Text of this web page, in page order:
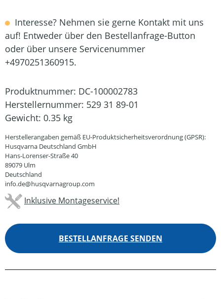
Interesse? Nehmen sie gerne Kontakt mit uns
auf! Entweder über den Bestellanfrage-Button
oder über unsere Servicenummer
+4970251360915.
Produktnummer: DC-100002783
Herstellernummer: 529 31 89-01
Gewicht: 0.35 kg
Herstellerangaben gemäß EU-Produktsicherheitsverordnung (GPSR):
Husqvarna Deutschland GmbH
Hans-Lorenser-Straße 40
89079 Ulm
Deutschland
info.de@husqvarnagroup.com
Inklusive Montageservice!
BESTELLANFRAGE SENDEN